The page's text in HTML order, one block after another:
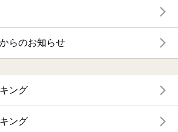
らのお知らせ
ング
ング